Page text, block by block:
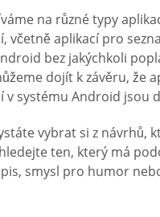
na různé typy
včetně aplikací pro
bez jakýchkoli
dojít k závěru, že
v systému Android jsou
vybrat si z návrhů,
ten, který má
smysl pro humor